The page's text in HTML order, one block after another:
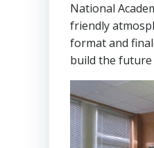
National
friendly
format and
build the future